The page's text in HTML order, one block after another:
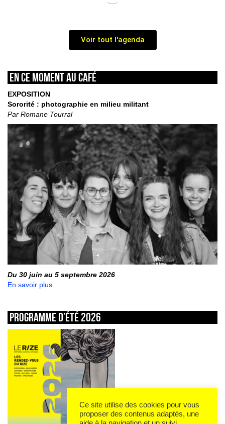
Voir tout l'agenda
En ce moment au café
EXPOSITION
Sororité : photographie en milieu militant
Par Romane Tourral
Du 30 juin au 5 septembre 2026
En savoir plus
Programme d’été 2026
Ce site utilise des cookies pour vous
proposer des contenus adaptés, une